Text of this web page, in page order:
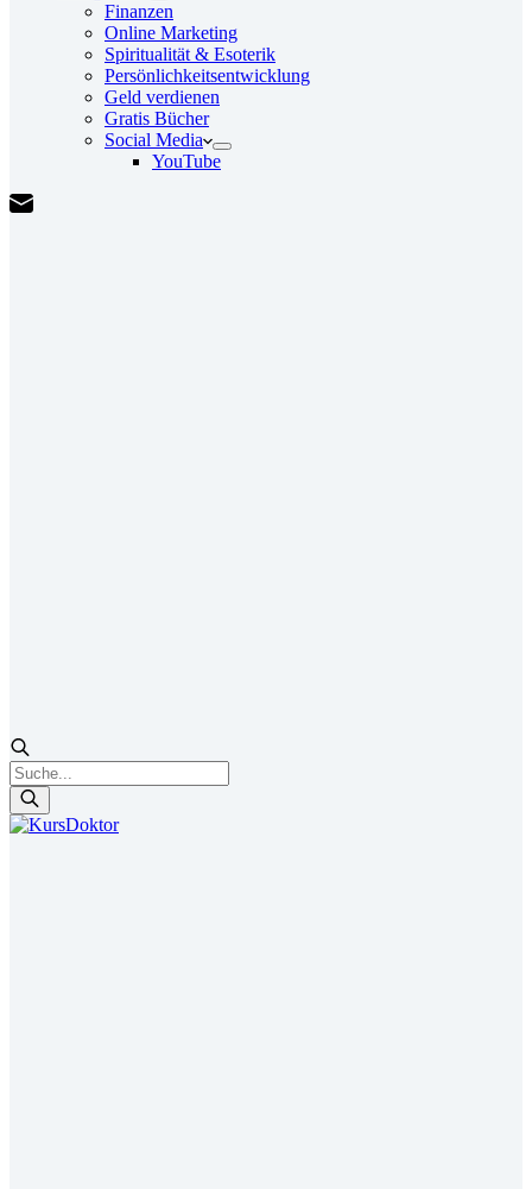
Finanzen
Online Marketing
Spiritualität & Esoterik
Persönlichkeitsentwicklung
Geld verdienen
Gratis Bücher
Social Media
YouTube
Products
search